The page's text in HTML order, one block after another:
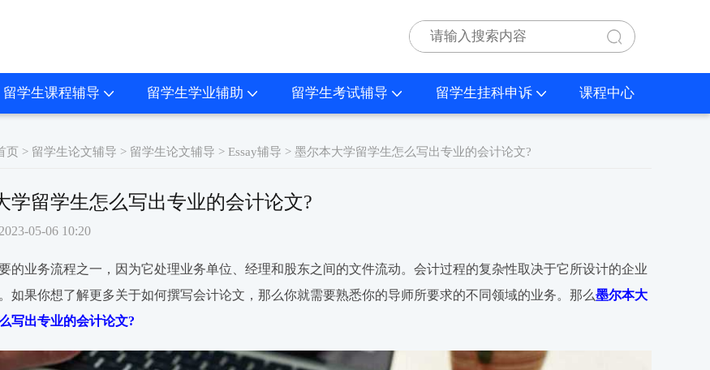
留学生课程辅导 留学生学业辅助 留学生考试辅导 留学生挂科申诉 课程中心
页 > 留学生论文辅导 > 留学生论文辅导 > Essay辅导 > 墨尔本大学留学生怎么写出专业的会计论文?
学留学生怎么写出专业的会计论文?
05-06 10:20
的业务流程之一，因为它处理业务单位、经理和股东之间的文件流动。会计过程的复杂性取决于它所设计的企业
如果你想了解更多关于如何撰写会计论文，那么你就需要熟悉你的导师所要求的不同领域的业务。那么墨尔本大
写出专业的会计论文?